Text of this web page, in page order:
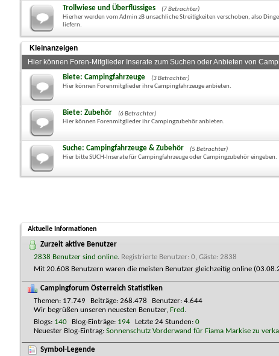
Trollwiese und Überflüssiges
(7 Betrachter)
Hierher werden vom Admin zB unsachliche Streitigkeiten verschoben, also
liefern.
Kleinanzeigen
Hier können Foren-Mitglieder Inserate zum Suchen oder Anbieten von
Biete: Campingfahrzeuge
(3 Betrachter)
Hier können Forenmitglieder ihre Campingfahrzeuge anbieten.
Biete: Zubehör
(6 Betrachter)
Hier können Forenmitglieder ihr Campingzubehör anbieten.
Suche: Campingfahrzeuge & Zubehör
(5 Betrachter)
Hier bitte SUCH-Inserate für Campingfahrzeuge oder Campingzubehör eingeben.
Aktuelle Informationen
Zurzeit aktive Benutzer
2838 Benutzer sind online. Registrierte Benutzer: 0, Gäste: 2838
Mit 20.608 Benutzern waren die meisten Benutzer gleichzeitig online
Campingforum Österreich Statistiken
Themen
17.749 Beiträge 268.478 Benutzer 4.644
Wir begrüßen unseren neuesten Benutzer, Fred
Blogs 140 Blog-Einträge 194 Letzte 24 Stunden 0
Neuester Blog-Eintrag: Sonnenschutz Vorderwand für Fiama Markise zu
Symbol-Legende